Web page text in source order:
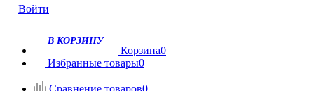
Войти
В КОРЗИНУ
Корзина0
Избранные товары0
Сравнение товаров0